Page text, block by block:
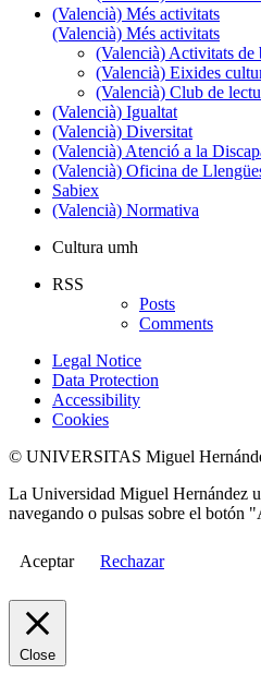
(Valencià) Més activitats
(Valencià) Més activitats
(Valencià) Activitats de
(Valencià) Eixides
(Valencià) Club de
(Valencià) Igualtat
(Valencià) Diversitat
(Valencià) Atenció a la
(Valencià) Oficina de
Sabiex
(Valencià) Normativa
Cultura umh
RSS
Posts
Comments
Legal Notice
Data Protection
Accessibility
Cookies
© UNIVERSITAS Miguel
La Universidad Miguel Hernández
navegando o pulsas sobre el botón
Aceptar Rechazar
Close